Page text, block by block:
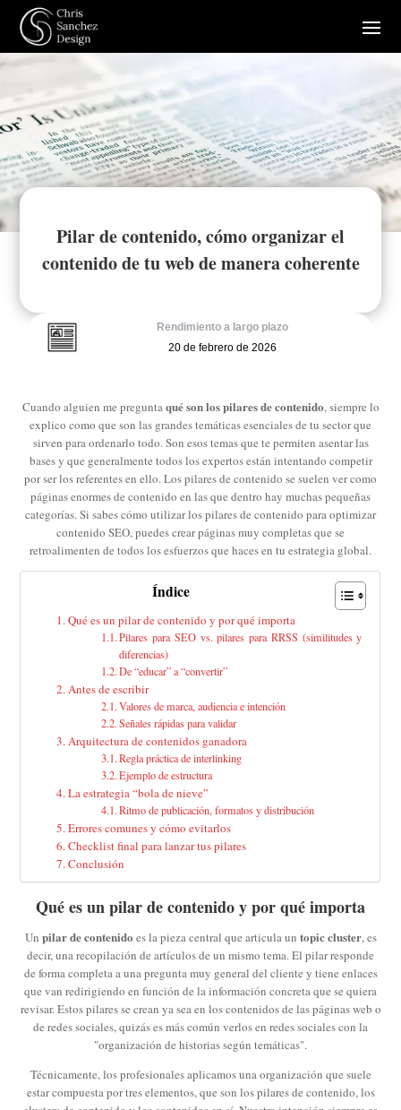
Pilar de contenido, cómo organizar el
contenido de tu web de manera coherente
Rendimiento a largo plazo
20 de febrero de 2026
Cuando alguien me pregunta qué son los pilares de contenido, siempre lo
explico como que son las grandes temáticas esenciales de tu sector que
sirven para ordenarlo todo. Son esos temas que te permiten asentar las
bases y que generalmente todos los expertos están intentando competir
por ser los referentes en ello. Los pilares de contenido se suelen ver como
páginas enormes de contenido en las que dentro hay muchas pequeñas
categorías. Si sabes cómo utilizar los pilares de contenido para optimizar
contenido SEO, puedes crear páginas muy completas que se
retroalimenten de todos los esfuerzos que haces en tu estrategia global.
Índice
Qué es un pilar de contenido y por qué importa
Pilares para SEO vs. pilares para RRSS (similitudes y
diferencias)
De “educar” a “convertir”
Antes de escribir
Valores de marca, audiencia e intención
Señales rápidas para validar
Arquitectura de contenidos ganadora
Regla práctica de interlinking
Ejemplo de estructura
La estrategia “bola de nieve”
Ritmo de publicación, formatos y distribución
Errores comunes y cómo evitarlos
Checklist final para lanzar tus pilares
Conclusión
Qué es un pilar de contenido y por qué importa
Un pilar de contenido es la pieza central que articula un topic cluster, es
decir, una recopilación de artículos de un mismo tema. El pilar responde
de forma completa a una pregunta muy general del cliente y tiene enlaces
que van redirigiendo en función de la información concreta que se quiera
revisar. Estos pilares se crean ya sea en los contenidos de las páginas web o
de redes sociales, quizás es más común verlos en redes sociales con la
"organización de historias según temáticas".
Técnicamente, los profesionales aplicamos una organización que suele
estar compuesta por tres elementos, que son los pilares de contenido, los